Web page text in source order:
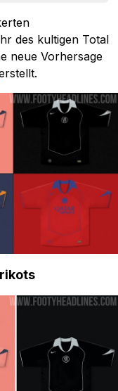
des kultigen Total
neue Vorhersage